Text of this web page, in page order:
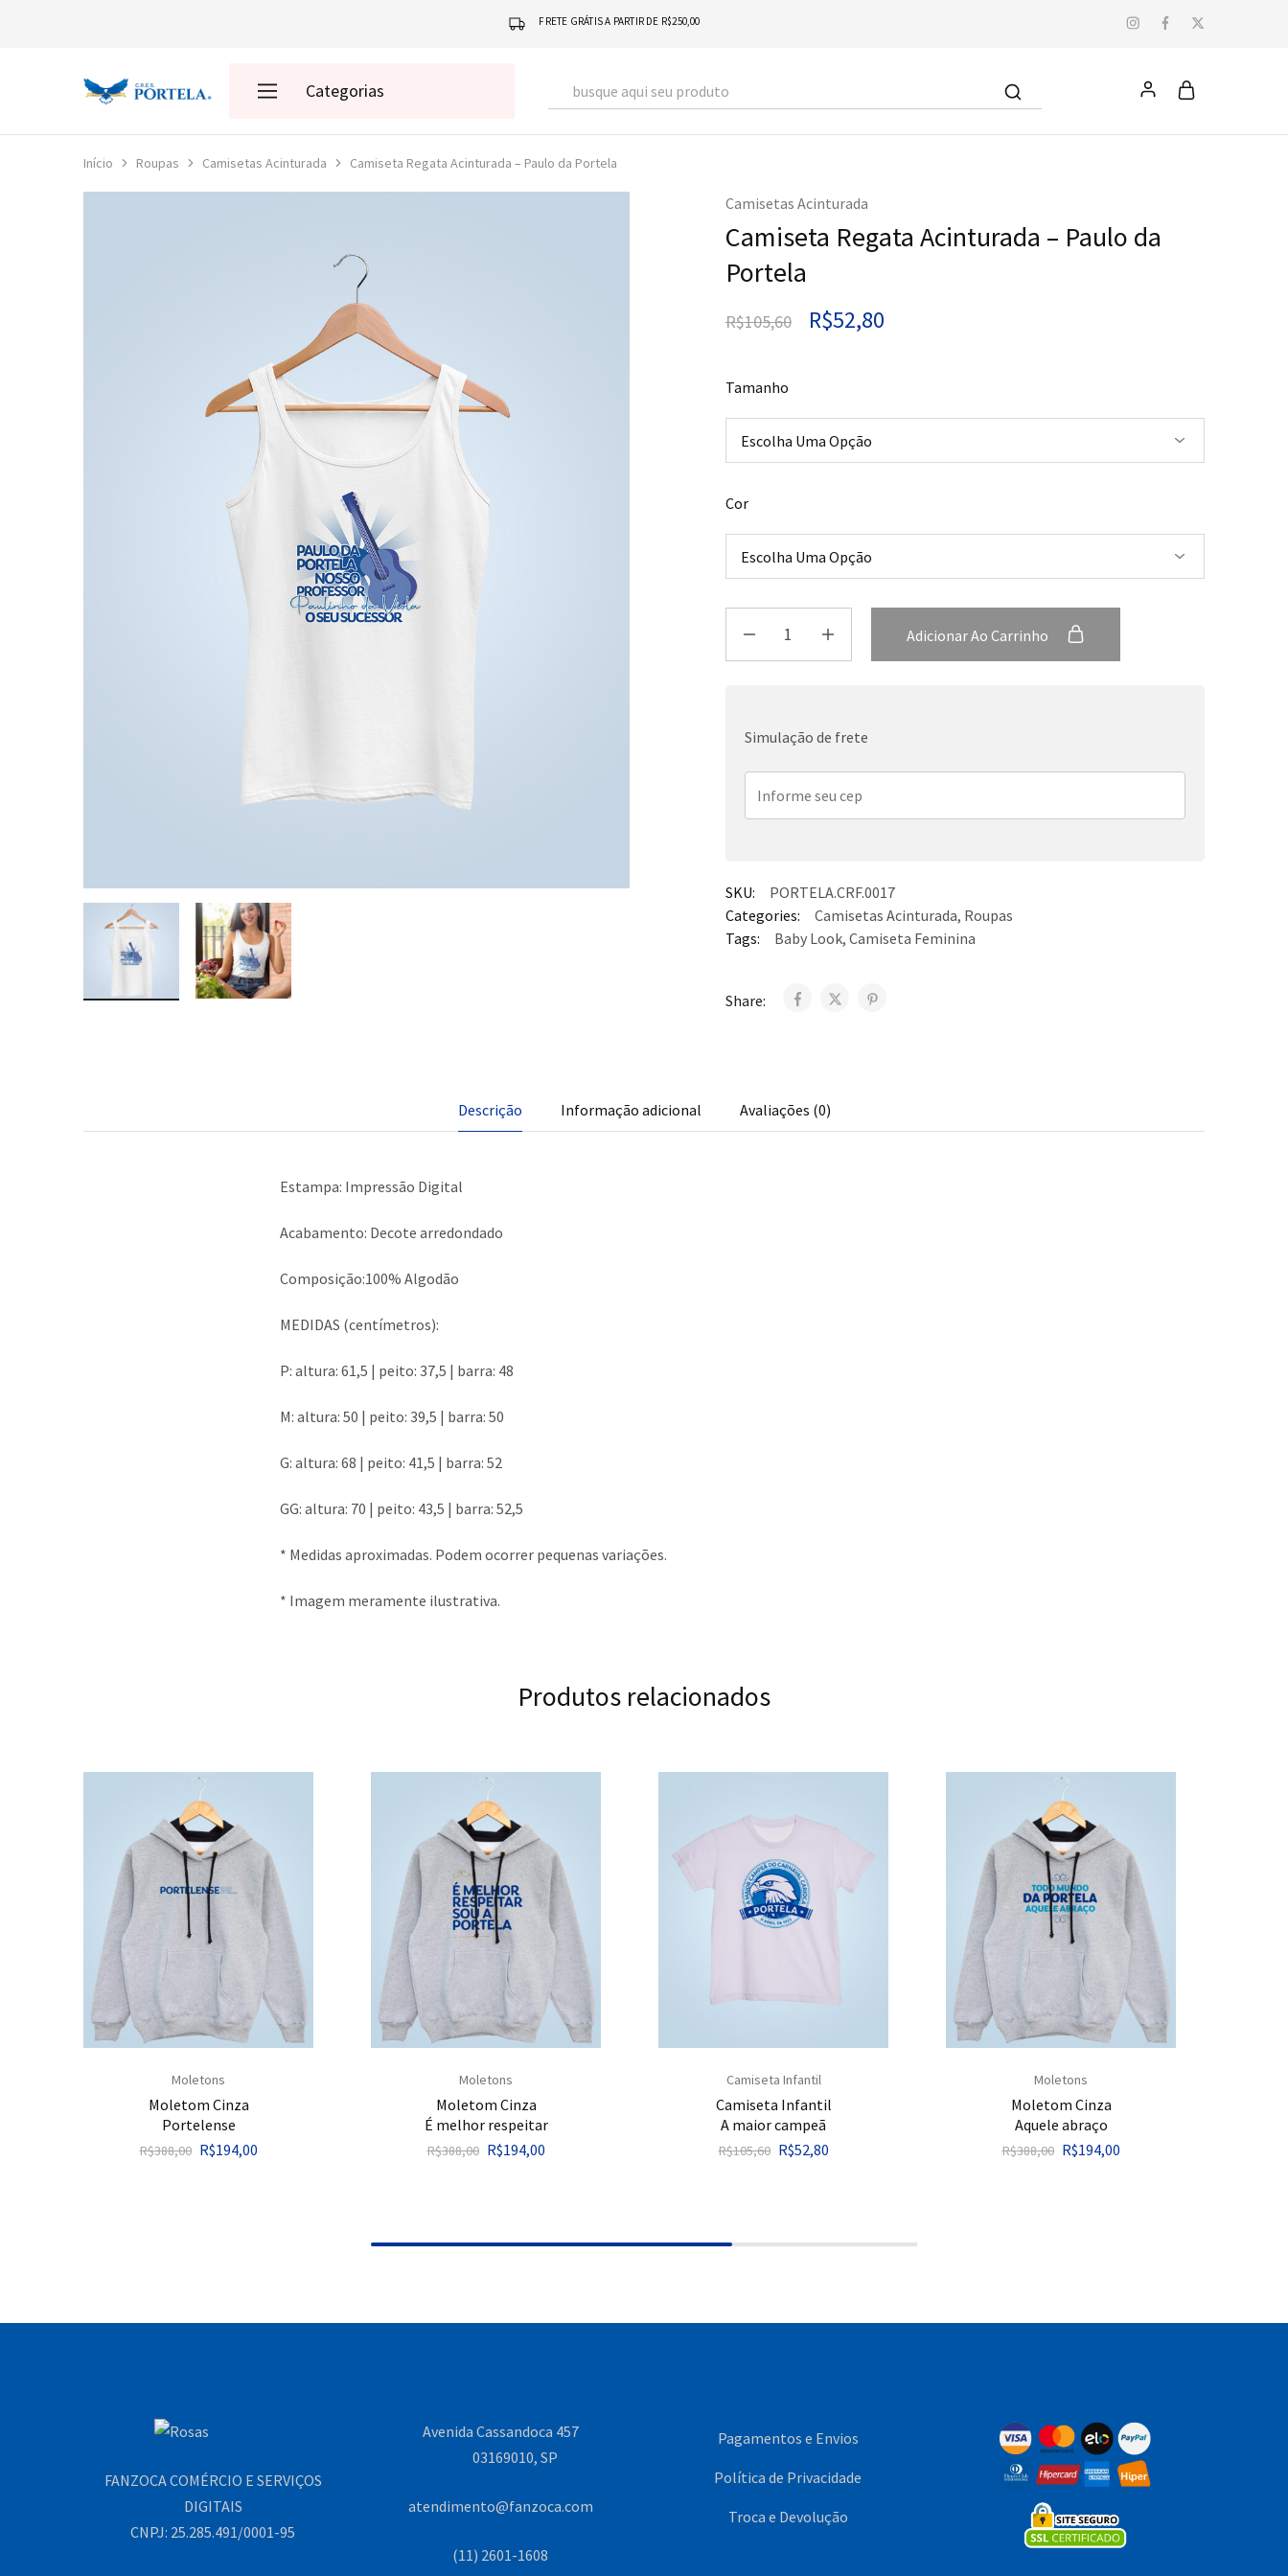
FRETE GRÁTIS A PARTIR DE R$250,00
Loja
Categorias
Roupas
Presentes
Decoração
Início Roupas Camisetas Acinturada Camiseta Regata Acinturada – Paulo da Portela
Camisetas Acinturada
Camiseta Regata Acinturada – Paulo da
Portela
R$105,60 R$52,80
Tamanho
Cor
Adicionar Ao Carrinho
Simulação de frete
SKU:
PORTELA.CRF.0017
Categories:
Camisetas Acinturada, Roupas
Tags:
Baby Look, Camiseta Feminina
Share:
Descrição Informação adicional Avaliações (0)
Estampa: Impressão Digital
Acabamento: Decote arredondado
Composição:100% Algodão
MEDIDAS (centímetros):
P: altura: 61,5 | peito: 37,5 | barra: 48
M: altura: 50 | peito: 39,5 | barra: 50
G: altura: 68 | peito: 41,5 | barra: 52
GG: altura: 70 | peito: 43,5 | barra: 52,5
* Medidas aproximadas. Podem ocorrer pequenas variações.
* Imagem meramente ilustrativa.
Produtos relacionados
Moletons
Moletom Cinza
Portelense
R$388,00 R$194,00
Moletons
Moletom Cinza
É melhor respeitar
R$388,00 R$194,00
Camiseta Infantil
Camiseta Infantil
A maior campeã
R$105,60 R$52,80
Moletons
Moletom Cinza
Aquele abraço
R$388,00 R$194,00
FANZOCA COMÉRCIO E SERVIÇOS
DIGITAIS
CNPJ: 25.285.491/0001-95
Avenida Cassandoca 457
03169010, SP
atendimento@fanzoca.com
(11) 2601-1608
Pagamentos e Envios
Política de Privacidade
Troca e Devolução